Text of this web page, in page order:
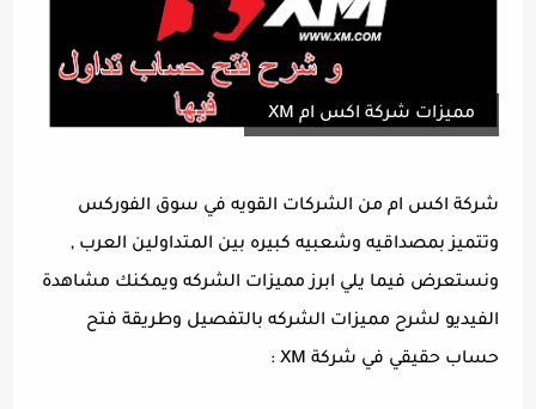
مميزات شركة اكس ام XM
شركة اكس ام من الشركات القويه في سوق الفوركس
وتتميز بمصداقيه وشعبيه كبيره بين المتداولين العرب ,
ونستعرض فيما يلي ابرز مميزات الشركه ويمكنك مشاهدة
الفيديو لشرح مميزات الشركه بالتفصيل وطريقة فتح
حساب حقيقي في شركة XM :